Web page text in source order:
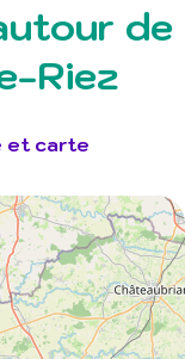
de
Riez
et carte